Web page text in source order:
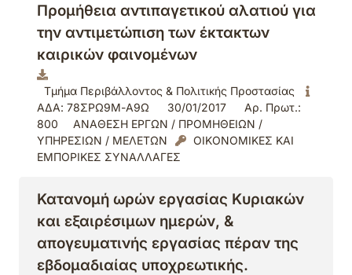
Προμήθεια αντιπαγετικού αλατιού για
την αντιμετώπιση των έκτακτων
καιρικών φαινομένων
Τμήμα Περιβάλλοντος & Πολιτικής Προστασίας
ΑΔΑ: 78ΣΡΩ9Μ-Α9Ω
30/01/2017
Αρ. Πρωτ.:
800
ΑΝΑΘΕΣΗ ΕΡΓΩΝ / ΠΡΟΜΗΘΕΙΩΝ /
ΥΠΗΡΕΣΙΩΝ / ΜΕΛΕΤΩΝ
ΟΙΚΟΝΟΜΙΚΕΣ ΚΑΙ
ΕΜΠΟΡΙΚΕΣ ΣΥΝΑΛΛΑΓΕΣ
Κατανομή ωρών εργασίας Κυριακών
και εξαιρέσιμων ημερών, &
απογευματινής εργασίας πέραν της
εβδομαδιαίας υποχρεωτικής.